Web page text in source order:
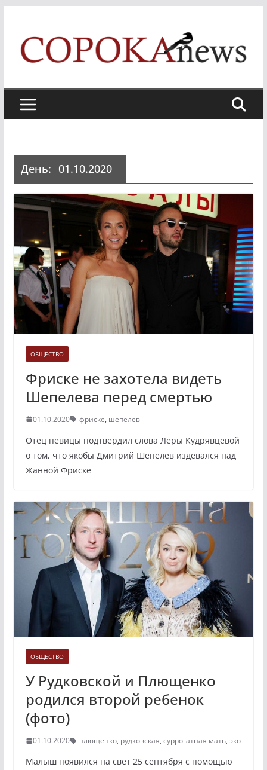
content
День: 01.10.2020
ОБЩЕСТВО
Фриске не захотела видеть
Шепелева перед смертью
01.10.2020 фриске, шепелев
Отец певицы подтвердил слова Леры Кудрявцевой
о том, что якобы Дмитрий Шепелев издевался над
Жанной Фриске
ОБЩЕСТВО
У Рудковской и Плющенко
родился второй ребенок
(фото)
01.10.2020 плющенко, рудковская, суррогатная мать, эко
Малыш появился на свет 25 сентября с помощью